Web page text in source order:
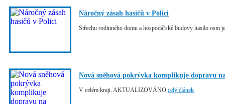
Náročný zásah hasičů v Polici
Střechu rodinného domu a hospodářské budovy hasilo osm
Nová sněhová pokrývka komplikuje dopravu
V celém kraji. AKTUALIZOVÁNO celý článek